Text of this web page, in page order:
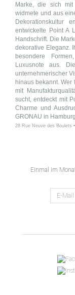
Marke, die sich mit
widmete und aus
Dekorationskultur
entwickelte Point A
Handschrift. Die
dekorative Eleganz.
besondere
Luxusnote aus.
unternehmerischer
hinaus bekannt.
mit
sucht, entdeckt mit
Charme und
GRONAU in
28 Rue Neuve des Boulets
Einmal im